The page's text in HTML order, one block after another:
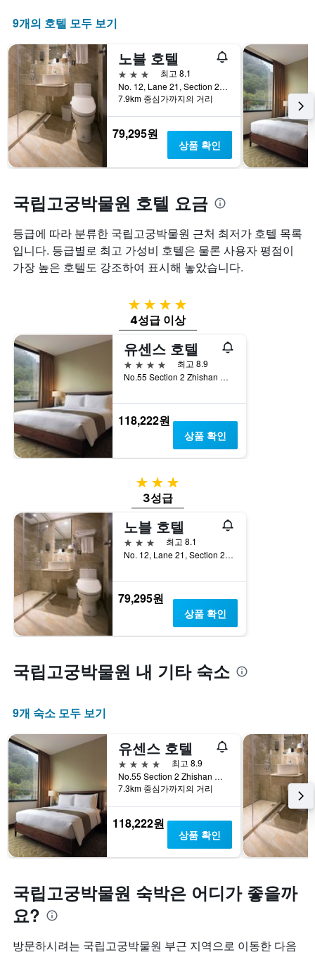
9개의 호텔 모두 보기
노블 호텔
3성급
최고 8.1
No. 12, Lane 21, Section 2, Zhong Cheng Road, 타이베이, 대만
7.9km 중심가까지의 거리
79,295원
상품 확인
국립고궁박물원 호텔 요금
등급에 따라 분류한 국립고궁박물원 근처 최저가 호텔 목록
입니다. 등급별로 최고 가성비 호텔은 물론 사용자 평점이
가장 높은 호텔도 강조하여 표시해 놓았습니다.
4성급
4성급 이상
유센스 호텔
4성급
최고 8.9
No.55 Section 2 Zhishan Road, 타이베이, 대만
118,222원
상품 확인
3성급
3성급
노블 호텔
3성급
최고 8.1
No. 12, Lane 21, Section 2, Zhong Cheng Road, 타이베이, 대만
79,295원
상품 확인
국립고궁박물원 내 기타 숙소
9개 숙소 모두 보기
유센스 호텔
4성급
최고 8.9
No.55 Section 2 Zhishan Road, 타이베이, 대만
7.3km 중심가까지의 거리
118,222원
상품 확인
국립고궁박물원 숙박은 어디가 좋을까
요?
방문하시려는 국립고궁박물원 부근 지역으로 이동한 다음